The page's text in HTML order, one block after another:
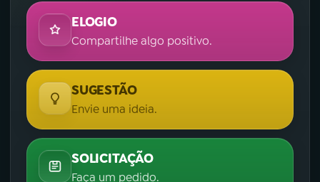
ELOGIO
Compartilhe algo positivo.
SUGESTÃO
Envie uma ideia.
SOLICITAÇÃO
Faça um pedido.